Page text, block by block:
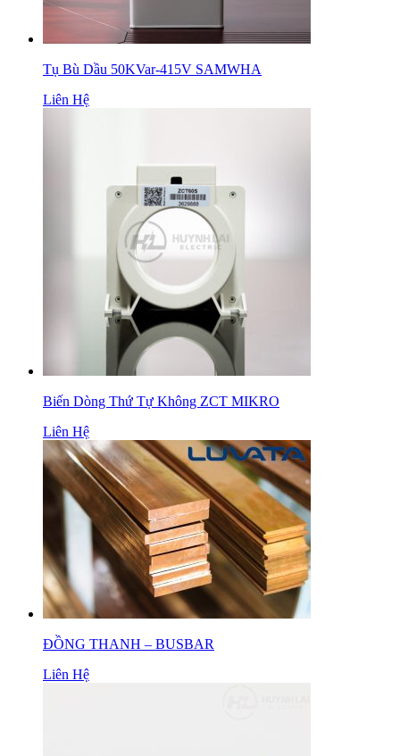
Tụ Bù Dầu 50KVar-415V SAMWHA
Liên Hệ
Biến Dòng Thứ Tự Không ZCT MIKRO
Liên Hệ
ĐỒNG THANH – BUSBAR
Liên Hệ